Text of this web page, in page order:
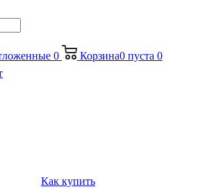
0 Корзина0 пуста 0
Как купить